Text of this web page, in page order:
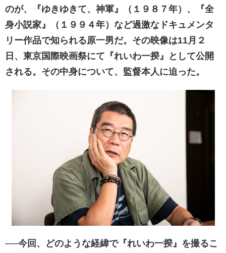
のが、『ゆきゆきて、神軍』（１９８７年）、『全
身小説家』（１９９４年）など過激なドキュメンタ
リー作品で知られる原一男だ。その映像は11月２
日、東京国際映画祭にて『れいわ一揆』として公開
される。その中身について、監督本人に迫った。
──今回、どのような経緯で『れいわ一揆』を撮るこ